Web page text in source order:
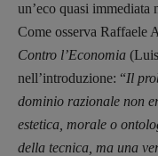
un’eco quasi immediata
Come osserva Raffaele
Contro l’Economia
nell’introduzione: “Il
dominio razionale non
estetica, morale o
della tecnica, ma una